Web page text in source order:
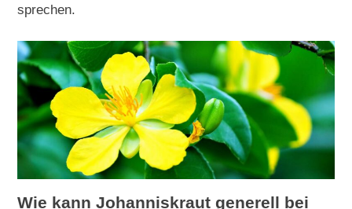
sprechen.
Wie kann Johanniskraut generell bei